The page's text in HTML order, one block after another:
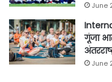
June
गूंजा
June